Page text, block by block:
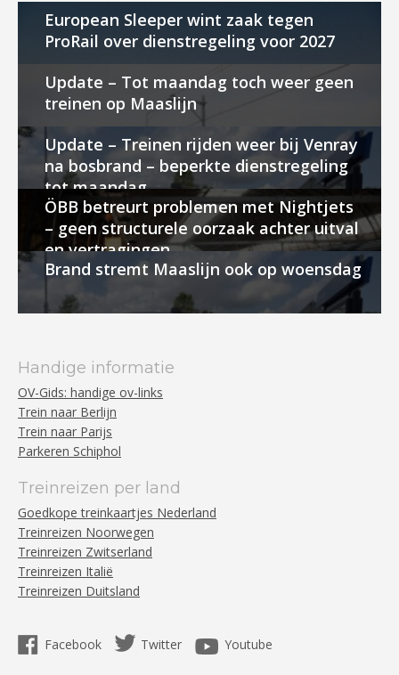
European Sleeper wint zaak tegen
ProRail over dienstregeling voor 2027
Update – Tot maandag toch weer geen
treinen op Maaslijn
Update – Treinen rijden weer bij Venray
na bosbrand – beperkte dienstregeling
tot maandag
ÖBB betreurt problemen met Nightjets
– geen structurele oorzaak achter uitval
en vertragingen
Brand stremt Maaslijn ook op woensdag
Handige informatie
OV-Gids: handige ov-links
Trein naar Berlijn
Trein naar Parijs
Parkeren Schiphol
Treinreizen per land
Goedkope treinkaartjes Nederland
Treinreizen Noorwegen
Treinreizen Zwitserland
Treinreizen Italië
Treinreizen Duitsland
Facebook Twitter Youtube